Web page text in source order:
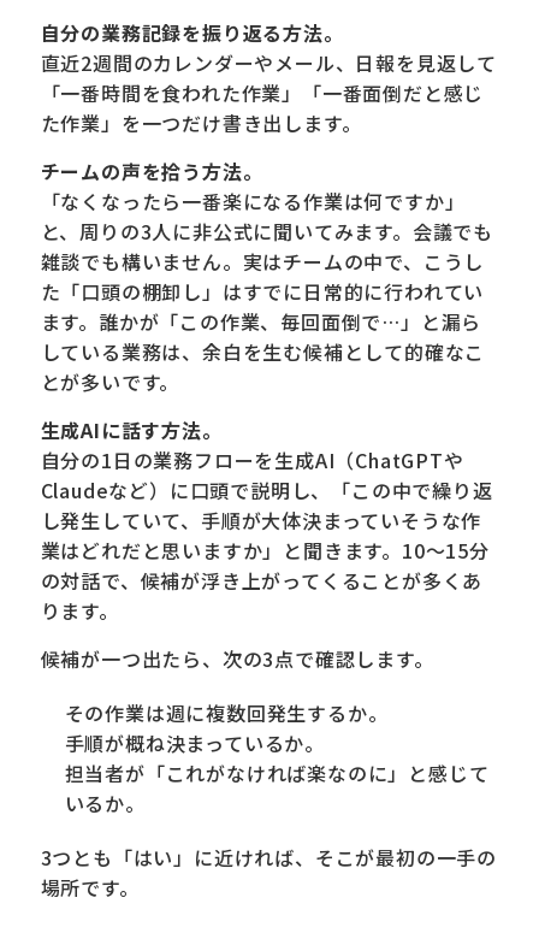
自分の業務記録を振り返る方法。
直近2週間のカレンダーやメール、日報を見返して
「一番時間を食われた作業」「一番面倒だと感じ
た作業」を一つだけ書き出します。
チームの声を拾う方法。
「なくなったら一番楽になる作業は何ですか」
と、周りの3人に非公式に聞いてみます。会議でも
雑談でも構いません。実はチームの中で、こうし
た「口頭の棚卸し」はすでに日常的に行われてい
ます。誰かが「この作業、毎回面倒で…」と漏ら
している業務は、余白を生む候補として的確なこ
とが多いです。
生成AIに話す方法。
自分の1日の業務フローを生成AI（ChatGPTや
Claudeなど）に口頭で説明し、「この中で繰り返
し発生していて、手順が大体決まっていそうな作
業はどれだと思いますか」と聞きます。10〜15分
の対話で、候補が浮き上がってくることが多くあ
ります。
候補が一つ出たら、次の3点で確認します。
その作業は週に複数回発生するか。
手順が概ね決まっているか。
担当者が「これがなければ楽なのに」と感じて
いるか。
3つとも「はい」に近ければ、そこが最初の一手の
場所です。